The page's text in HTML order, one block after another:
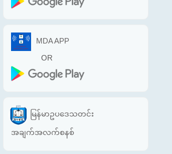
MDA APP
OR
မြန်မာဥပဒေသတင်း
အချက်အလက်စနစ်